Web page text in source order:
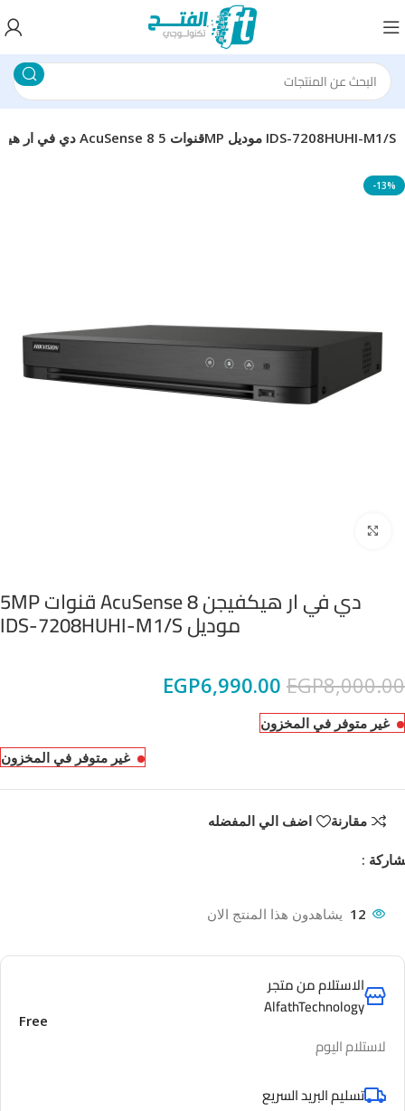
دي في ار هيكفيجن AcuSense 8 قنوات 5MP موديل IDS-7208HUHI-M1/S
-13%
دي في ار هيكفيجن AcuSense 8 قنوات 5MP
موديل IDS-7208HUHI-M1/S
EGP8,000.00
EGP6,990.00
غير متوفر في المخزون
غير متوفر في المخزون
مقارنة اضف الي المفضله
:
12 يشاهدون هذا المنتج الان
الاستلام من متجر
AlfathTechnology
لاستلام اليوم
Free
تسليم البريد السريع